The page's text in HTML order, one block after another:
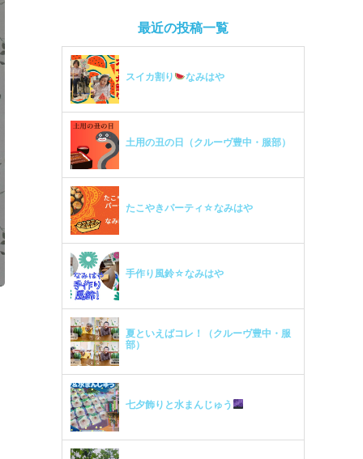
最近の投稿一覧
スイカ割り なみはや
土用の丑の日（クルーヴ豊中・服部）
たこやきパーティ☆なみはや
手作り風鈴☆なみはや
夏といえばコレ！（クルーヴ豊中・服
部）
七夕飾りと水まんじゅう